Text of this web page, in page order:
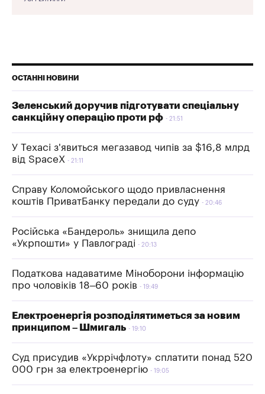
ОСТАННІ НОВИНИ
Зеленський доручив підготувати спеціальну
санкційну операцію проти рф
21:51
У Техасі з'явиться мегазавод чипів за $16,8 млрд
від SpaceX
21:11
Справу Коломойського щодо привласнення
коштів ПриватБанку передали до суду
20:46
Російська «Бандероль» знищила депо
«Укрпошти» у Павлограді
20:13
Податкова надаватиме Міноборони інформацію
про чоловіків 18–60 років
19:49
Електроенергія розподілятиметься за новим
принципом – Шмигаль
19:10
Суд присудив «Укррічфлоту» сплатити понад 520
000 грн за електроенергію
19:05